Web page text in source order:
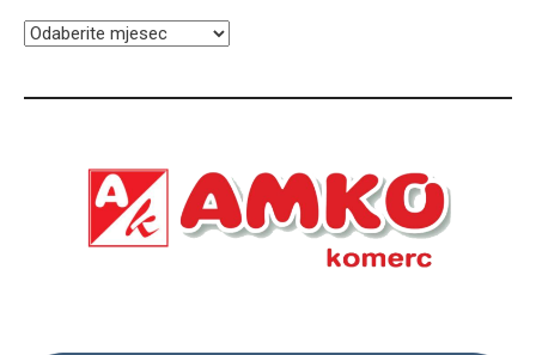
ARHIVA